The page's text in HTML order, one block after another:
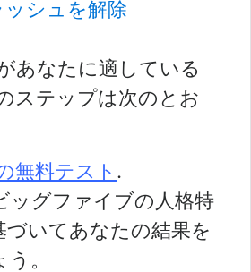
ッシュを解除
あなたに適している
ステップは次のとお
無料テスト .
ッグファイブの人格特
づいてあなたの結果を
。